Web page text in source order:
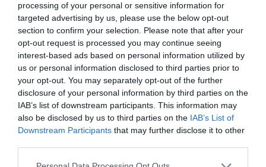
processing of your personal or sensitive information for
targeted advertising by us, please use the below opt-out
section to confirm your selection. Please note that after your
opt-out request is processed you may continue seeing
interest-based ads based on personal information utilized by
us or personal information disclosed to third parties prior to
your opt-out. You may separately opt-out of the further
disclosure of your personal information by third parties on the
IAB’s list of downstream participants. This information may
also be disclosed by us to third parties on the IAB’s List of
Downstream Participants that may further disclose it to other
Please note that this website/app uses one or more Google
ανεξέλεγκτες χρεώσεις, αντιμετώπιση της
ενεργειακής φτώχειας, εξασφάλιση οικονομικά
προσιτής στέγης.
Οφείλει ακόμη να επενδύει στην ίδια την
κοινωνία. Να εγγυάται αξιοπρεπείς μισθούς,
ισχυρά δημόσια συστήματα υγείας και
παιδείας και πραγματική προστασία της
εργασίας.